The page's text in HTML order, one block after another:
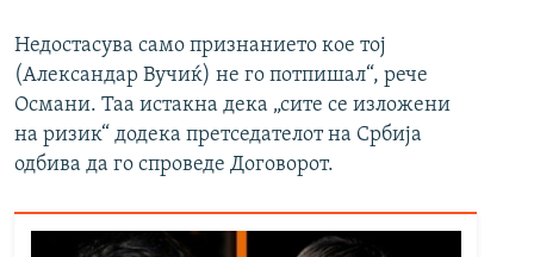
Недостасува само признанието кое тој
(Александар Вучиќ) не го потпишал“, рече
Османи. Таа истакна дека „сите се изложени
на ризик“ додека претседателот на Србија
одбива да го спроведе Договорот.